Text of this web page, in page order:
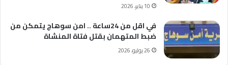
10 يناير، 2026
في اقل من 24ساعة .. امن سوهاج يتمكن من
ضبط المتهمان بقتل فتاة المنشاة
26 يوليو، 2026